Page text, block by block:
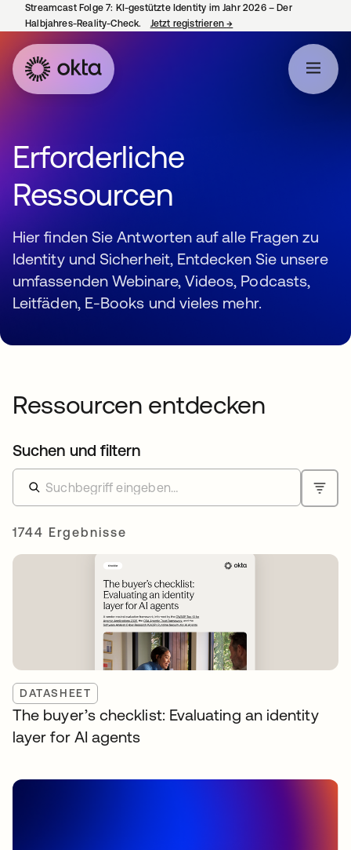
Streamcast Folge 7: KI-gestützte Identity im Jahr 2026 – Der
Halbjahres-Reality-Check.
Jetzt registrieren→
Erforderliche
Ressourcen
Hier finden Sie Antworten auf alle Fragen zu
Identity und Sicherheit, Entdecken Sie unsere
umfassenden Webinare, Videos, Podcasts,
Leitfäden, E-Books und vieles mehr.
Ressourcen entdecken
Suchen und filtern
1744 Ergebnisse
DATASHEET
The buyer’s checklist: Evaluating an identity
layer for AI agents